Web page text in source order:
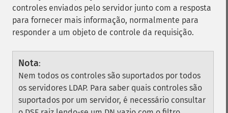
controles enviados pelo servidor junto com a resposta
para fornecer mais informação, normalmente para
responder a um objeto de controle da requisição.
Nota:
Nem todos os controles são suportados por todos
os servidores LDAP. Para saber quais controles são
suportados por um servidor, é necessário consultar